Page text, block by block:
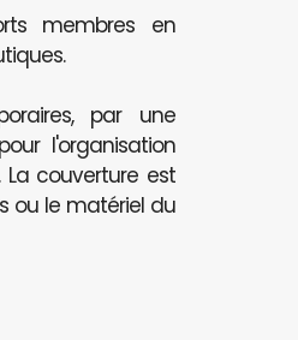
membres en
par une
l'organisation
couverture est
ou le matériel du